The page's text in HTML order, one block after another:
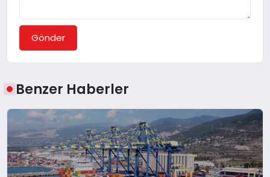
Gönder
Benzer Haberler